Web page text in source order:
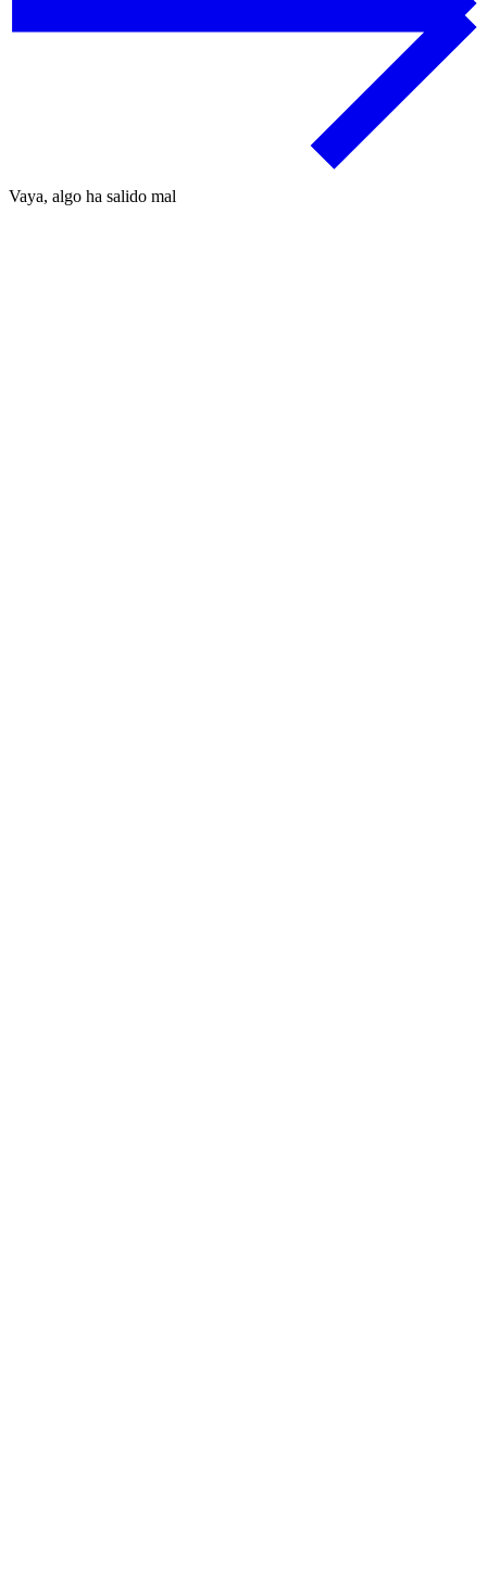
Vaya, algo ha salido mal